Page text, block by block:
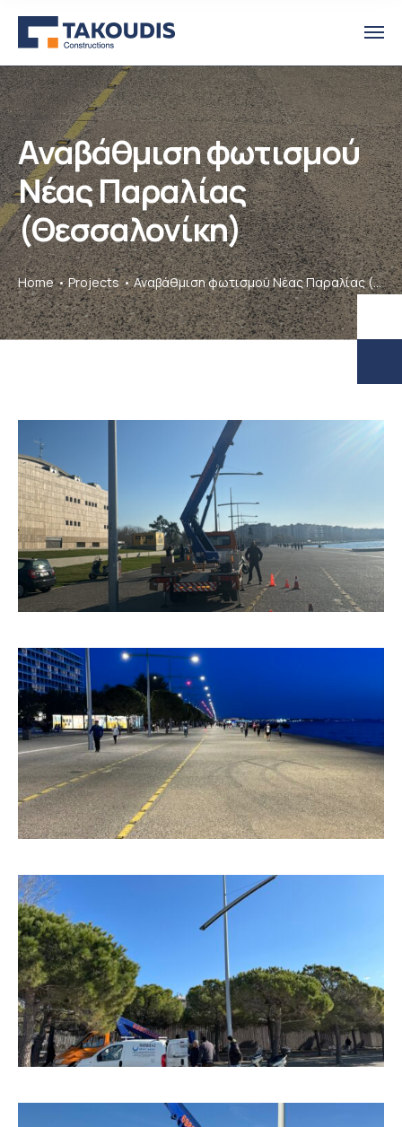
Αναβάθμιση φωτισμού
Νέας Παραλίας
(Θεσσαλονίκη)
Home Projects Αναβάθμιση φωτισμού Νέας Παραλίας (Θεσσαλονίκη)